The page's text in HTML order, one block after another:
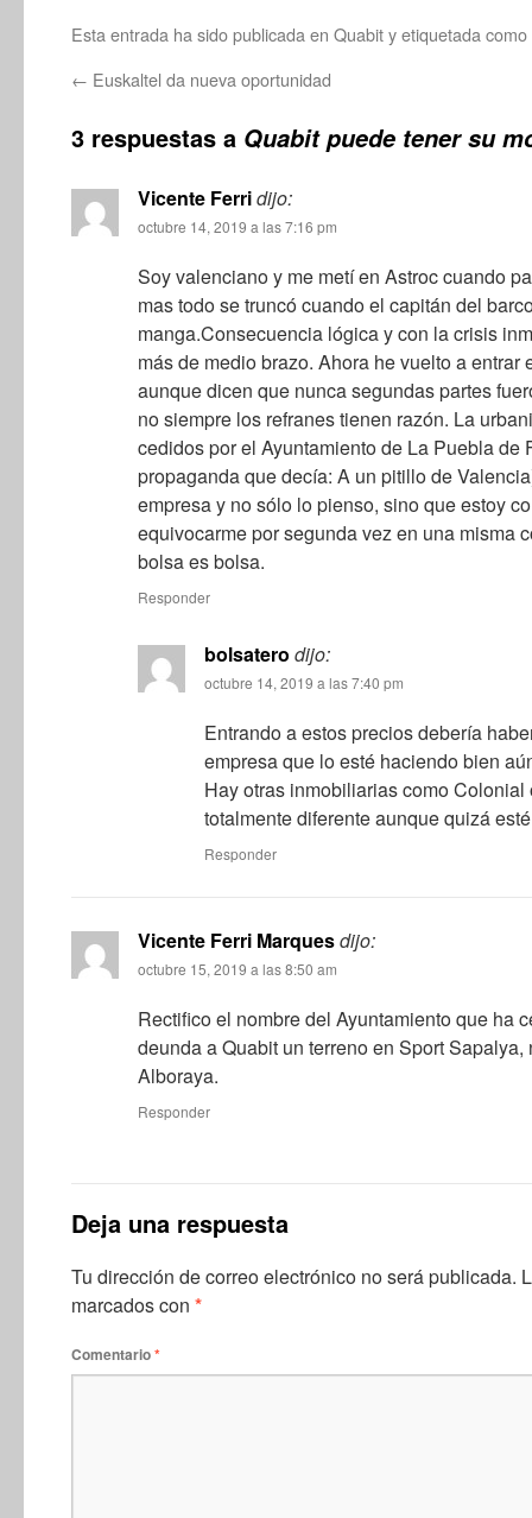
Esta entrada ha sido publicada en Quabity etiquetada como
← Euskaltel da nueva oportunidad
3 respuestas a Quabit puede tener su
Vicente Ferridijo:
octubre 14, 2019 a las 7:16 pm
Soy valenciano y me metí en Astroc cuando
mas todo se truncó cuando el capitán del
manga.Consecuencia lógica y con la crisis
más de medio brazo. Ahora he vuelto a entrar
aunque dicen que nunca segundas partes
no siempre los refranes tienen razón. La
cedidos por el Ayuntamiento de La Puebla de
propaganda que decía: A un pitillo de
empresa y no sólo lo pienso, sino que estoy
equivocarme por segunda vez en una misma
bolsa es bolsa.
Responder
bolsatero dijo:
octubre 14, 2019 a las 7:40 pm
Entrando a estos precios debería
empresa que lo esté haciendo bien
Hay otras inmobiliarias como
totalmente diferente aunque quizá
Responder
Vicente Ferri Marquesdijo:
octubre 15, 2019 a las 8:50 am
Rectifico el nombre del Ayuntamiento que ha
deunda a Quabit un terreno en Sport
Alboraya.
Responder
Deja una respuesta
Tu dirección de correo electrónico no será publicada.
marcados con *
Comentario*